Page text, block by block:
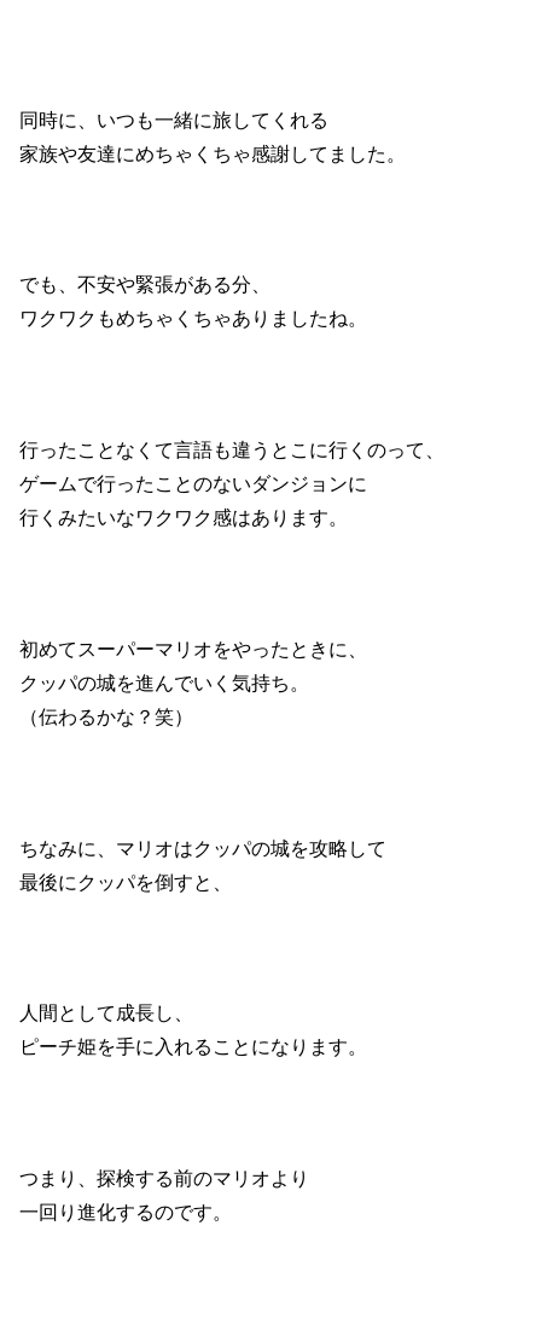
同時に、いつも一緒に旅してくれる
家族や友達にめちゃくちゃ感謝してました。
でも、不安や緊張がある分、
ワクワクもめちゃくちゃありましたね。
行ったことなくて言語も違うとこに行くのって、
ゲームで行ったことのないダンジョンに
行くみたいなワクワク感はあります。
初めてスーパーマリオをやったときに、
クッパの城を進んでいく気持ち。
（伝わるかな？笑）
ちなみに、マリオはクッパの城を攻略して
最後にクッパを倒すと、
人間として成長し、
ピーチ姫を手に入れることになります。
つまり、探検する前のマリオより
一回り進化するのです。